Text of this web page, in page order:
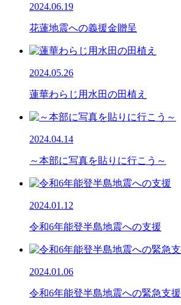
2024.06.19
花蓮地震への義援金贈呈
2024.05.26
蓮華わらじ用水田の田植え
2024.04.14
～本部に写真を貼りに行こう～
2024.01.12
令和6年能登半島地震への支援
2024.01.06
令和6年能登半島地震への緊急支援